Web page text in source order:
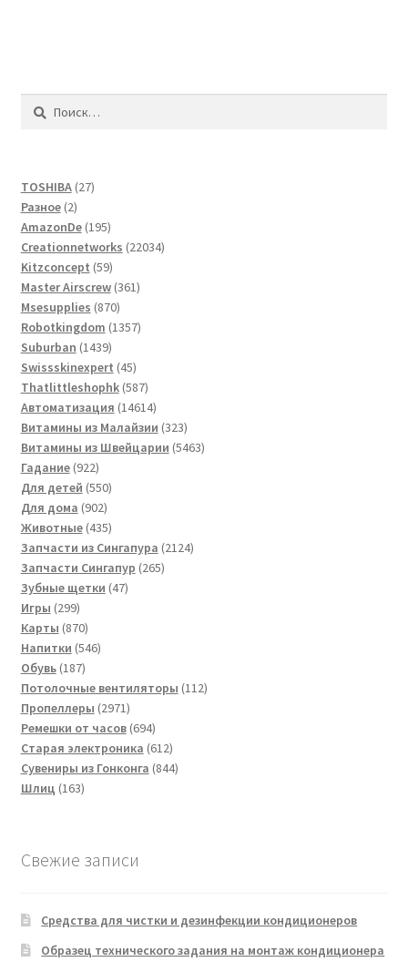
Найти:
TOSHIBA 2727
Разное 22
товара
AmazonDe 195195
товаров
Creationnetworks 2203422034
Kitzconcept 5959
товаров
Master Airscrew 361361
Msesupplies 870870
товаров
Robotkingdom 13571357
Suburban 14391439
товаров
Swissskinexpert 4545
товаров
Thatlittleshophk 587587
товаров
Автоматизация 1461414614
товаров
Витамины из Малайзии 323323
товара
Витамины из Швейцарии 54635463
Гадание 922922
товара
Для детей 550550
Для дома 902902
товара
Животные 435435
товаров
Запчасти из Сингапура 21242124
Запчасти Сингапур 265265
Зубные щетки 4747
Игры 299299
товаров
Карты 870870
товаров
Напитки 546546
Обувь 187187
товаров
Потолочные вентиляторы 112112
Пропеллеры 29712971
товар
Ремешки от часов 694694
товара
Старая электроника 612612
товаров
Сувениры из Гонконга 844844
Шлиц 163163
Свежие записи
Средства для чистки и дезинфекции кондиционеров
Образец технического задания на монтаж кондиционера